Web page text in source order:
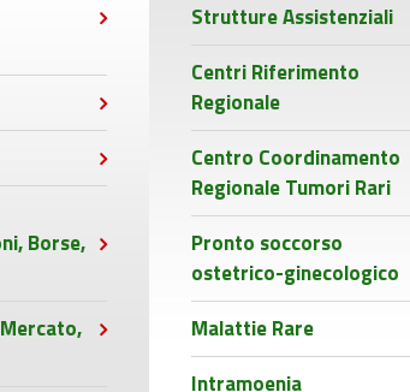
Borse,
Strutture Assistenziali
Centri Riferimento
Regionale
Centro Coordinamento
Regionale Tumori Rari
Pronto soccorso
ostetrico-ginecologico
Malattie Rare
Intramoenia